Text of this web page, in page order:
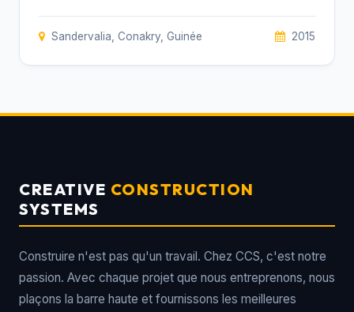
Sandervalia, Conakry, Guinée 2015
CREATIVE CONSTRUCTION
SYSTEMS
Construire n'est pas qu'un travail. Chez CCS, c'est notre
passion. Avec chaque projet que nous entreprenons, nous
plaçons la barre haute et fournissons les meilleures